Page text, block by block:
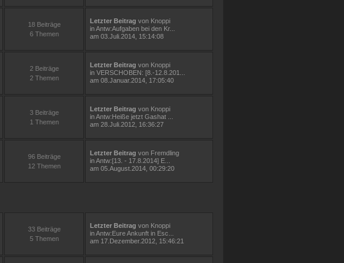
18 Beiträge
6 Themen
Letzter Beitrag von Knoppi
inAntw:Aufgaben bei den Kr...
am 03.Juli.2014, 15:14:08
2 Beiträge
2 Themen
Letzter Beitrag von Knoppi
inVERSCHOBEN: [8.-12.8.201...
am 08.Januar.2014, 17:05:40
3 Beiträge
1 Themen
Letzter Beitrag von Knoppi
inAntw:Heiße jetzt Gashat ...
am 28.Juli.2012, 16:36:27
96 Beiträge
12 Themen
Letzter Beitrag von Fremdling
inAntw:[13. - 17.8.2014] E...
am 05.August.2014, 00:29:20
33 Beiträge
5 Themen
Letzter Beitrag von Knoppi
inAntw:Eure Ankunft in Esc...
am 17.Dezember.2012, 15:46:21